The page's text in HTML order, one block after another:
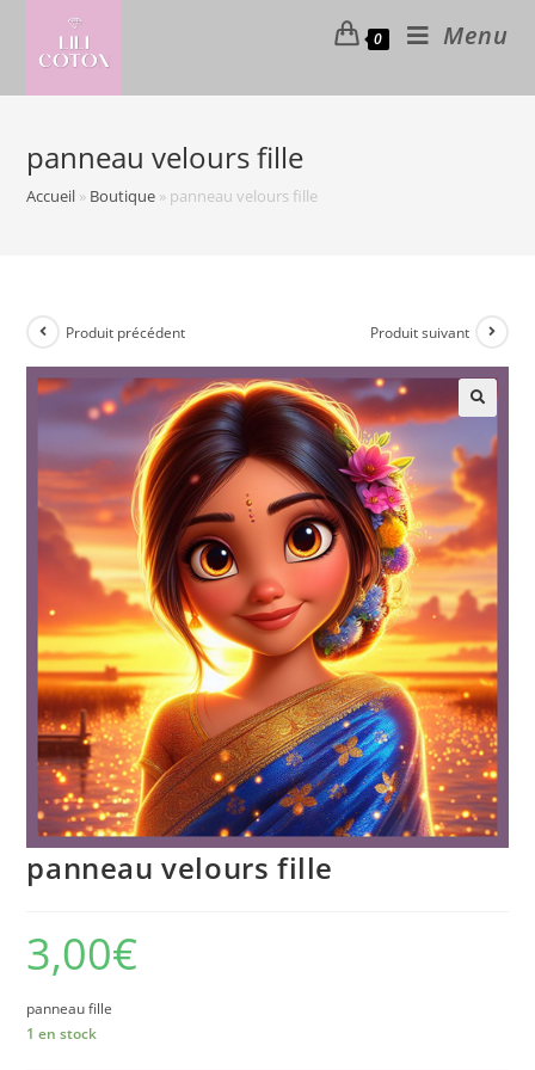
content
0 Menu
panneau velours fille
Accueil » Boutique » panneau velours fille
Produit précédent Produit suivant
panneau velours fille
3,00€
panneau fille
1 en stock